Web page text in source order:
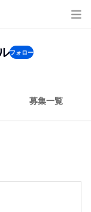
フォロー
募集一覧